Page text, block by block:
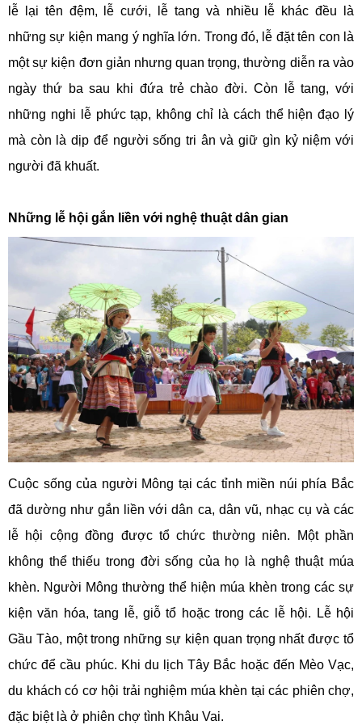
lễ lại tên đệm, lễ cưới, lễ tang và nhiều lễ khác đều là
những sự kiện mang ý nghĩa lớn. Trong đó, lễ đặt tên con là
một sự kiện đơn giản nhưng quan trọng, thường diễn ra vào
ngày thứ ba sau khi đứa trẻ chào đời. Còn lễ tang, với
những nghi lễ phức tạp, không chỉ là cách thể hiện đạo lý
mà còn là dịp để người sống tri ân và giữ gìn kỷ niệm với
người đã khuất.
Những lễ hội gắn liền với nghệ thuật dân gian
Cuộc sống của người Mông tại các tỉnh miền núi phía Bắc
đã dường như gắn liền với dân ca, dân vũ, nhạc cụ và các
lễ hội cộng đồng được tổ chức thường niên. Một phần
không thể thiếu trong đời sống của họ là nghệ thuật múa
khèn. Người Mông thường thể hiện múa khèn trong các sự
kiện văn hóa, tang lễ, giỗ tổ hoặc trong các lễ hội. Lễ hội
Gầu Tào, một trong những sự kiện quan trọng nhất được tổ
chức để cầu phúc. Khi du lịch Tây Bắc hoặc đến Mèo Vạc,
du khách có cơ hội trải nghiệm múa khèn tại các phiên chợ,
đặc biệt là ở phiên chợ tình Khâu Vai.